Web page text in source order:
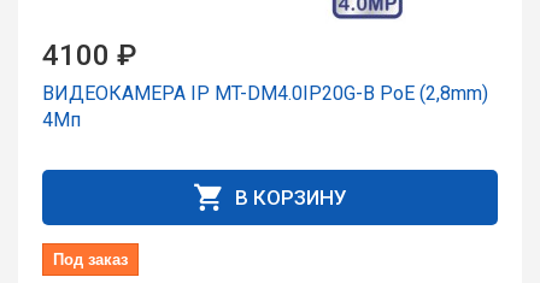
4100 ₽
ВИДЕОКАМЕРА IP MT-DM4.0IP20G-B PoE (2,8mm)
4Мп
В КОРЗИНУ
Под заказ